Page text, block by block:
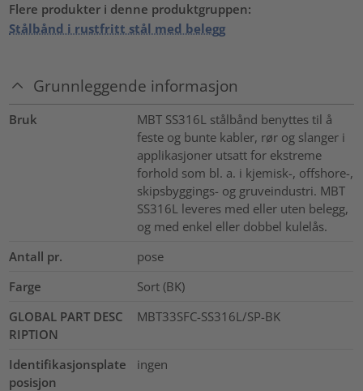
Flere produkter i denne produktgruppen:
Stålbånd i rustfritt stål med belegg
Grunnleggende informasjon
Bruk
MBT SS316L stålbånd benyttes til å
feste og bunte kabler, rør og slanger i
applikasjoner utsatt for ekstreme
forhold som bl. a. i kjemisk-, offshore-,
skipsbyggings- og gruveindustri. MBT
SS316L leveres med eller uten belegg,
og med enkel eller dobbel kulelås.
Antall pr.
pose
Farge
Sort (BK)
GLOBAL PART DESC
RIPTION
MBT33SFC-SS316L/SP-BK
Identifikasjonsplate
posisjon
ingen